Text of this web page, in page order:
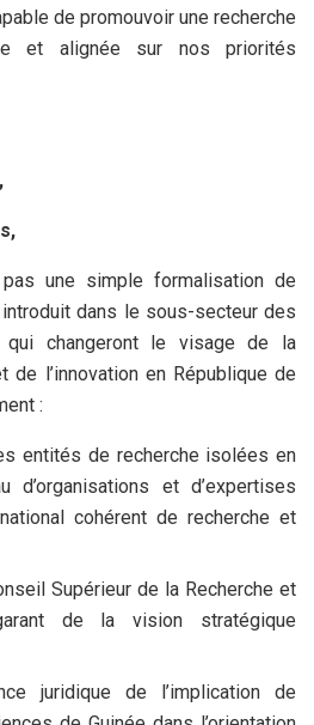
de promouvoir une recherche
et alignée sur nos priorités
une simple formalisation de
dans le sous-secteur des
qui changeront le visage de la
de l’innovation en République de
:
entités de recherche isolées en
d’organisations et d’expertises
cohérent de recherche et
Supérieur de la Recherche et
de la vision stratégique
juridique de l’implication de